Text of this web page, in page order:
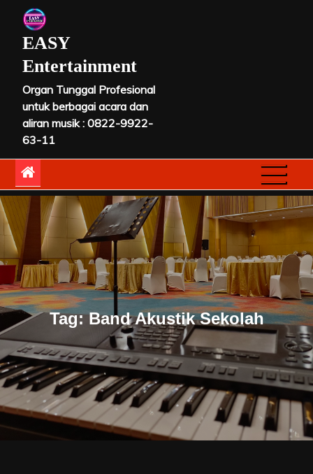
contentEASY
Entertainment
Organ Tunggal Profesional
untuk berbagai acara dan
aliran musik : 0822-9922-
63-11
Tag:Band Akustik Sekolah